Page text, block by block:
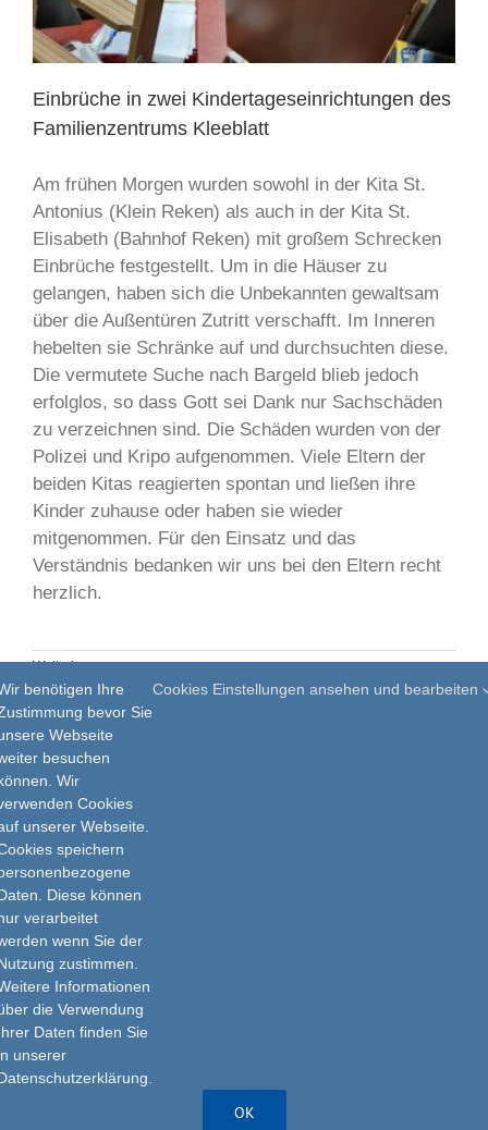
Einbrüche in zwei Kindertageseinrichtungen des
Familienzentrums Kleeblatt
Am frühen Morgen wurden sowohl in der Kita St.
Antonius (Klein Reken) als auch in der Kita St.
Elisabeth (Bahnhof Reken) mit großem Schrecken
Einbrüche festgestellt. Um in die Häuser zu
gelangen, haben sich die Unbekannten gewaltsam
über die Außentüren Zutritt verschafft. Im Inneren
hebelten sie Schränke auf und durchsuchten diese.
Die vermutete Suche nach Bargeld blieb jedoch
erfolglos, so dass Gott sei Dank nur Sachschäden
zu verzeichnen sind. Die Schäden wurden von der
Polizei und Kripo aufgenommen. Viele Eltern der
beiden Kitas reagierten spontan und ließen ihre
Kinder zuhause oder haben sie wieder
mitgenommen. Für den Einsatz und das
Verständnis bedanken wir uns bei den Eltern recht
herzlich.
Weiterlesen
benötigen Ihre
bevor Sie
Webseite
besuchen
Wir
Cookies
unserer Webseite.
speichern
Diese können
verarbeitet
wenn Sie der
zustimmen.
Informationen
die Verwendung
Daten finden Sie
unserer
Cookies Einstellungen ansehen und bearbeiten
OK